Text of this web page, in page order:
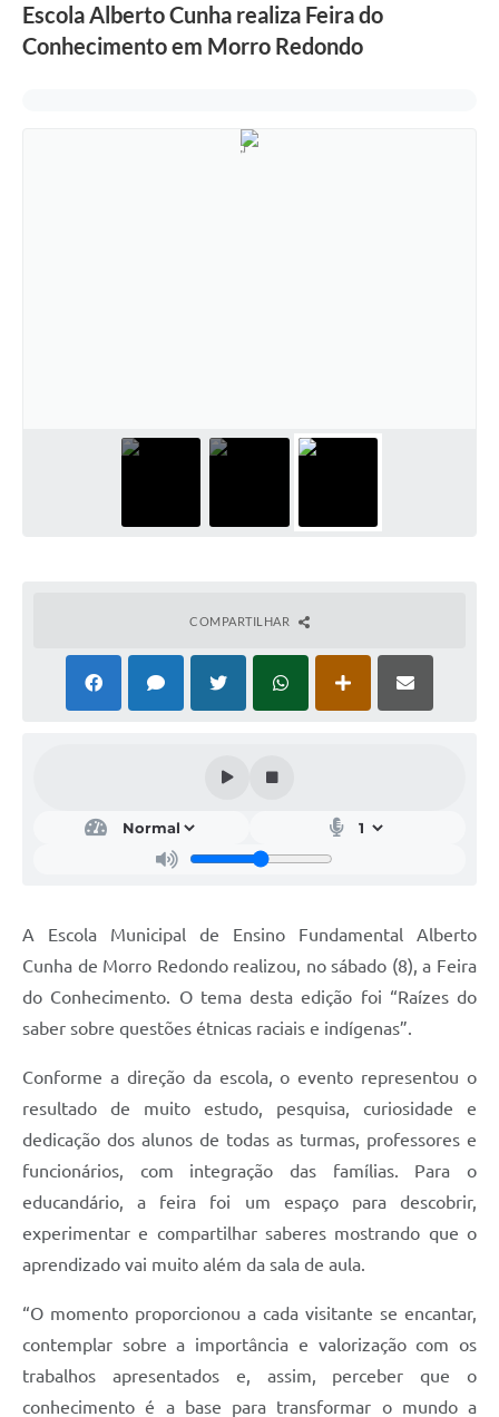
Contato
Serviço de Inspeção Municipal - SIM
Escola Alberto Cunha realiza Feira do
Conhecimento em Morro Redondo
COMPARTILHAR
A Escola Municipal de Ensino Fundamental Alberto
Cunha de Morro Redondo realizou, no sábado (8), a Feira
do Conhecimento. O tema desta edição foi “Raízes do
saber sobre questões étnicas raciais e indígenas”.
Conforme a direção da escola, o evento representou o
resultado de muito estudo, pesquisa, curiosidade e
dedicação dos alunos de todas as turmas, professores e
funcionários, com integração das famílias. Para o
educandário, a feira foi um espaço para descobrir,
experimentar e compartilhar saberes mostrando que o
aprendizado vai muito além da sala de aula.
“O momento proporcionou a cada visitante se encantar,
contemplar sobre a importância e valorização com os
trabalhos apresentados e, assim, perceber que o
conhecimento é a base para transformar o mundo a